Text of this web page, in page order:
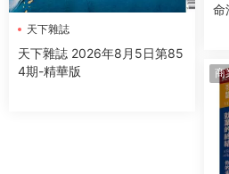
天下雜誌
天下雜誌 2026年8月5日第85
4期-精華版
命
商